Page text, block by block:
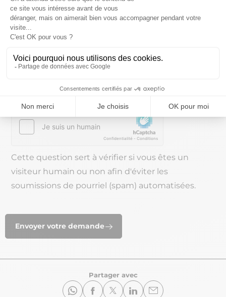
TSA 80715 - 75334 PARIS CEDEX 07. Enfin, si vous ne
souhaitez ne pas être sollicité par téléphone, vous pouvez
vous s’inscrire sur la liste d’opposition au démarchage
téléphonique accessible sur le site
www.bloctel.gouv.fr
Cette question sert à vérifier si vous êtes un
visiteur humain ou non afin d'éviter les
soumissions de pourriel (spam) automatisées.
Envoyer votre demande
Partager avec